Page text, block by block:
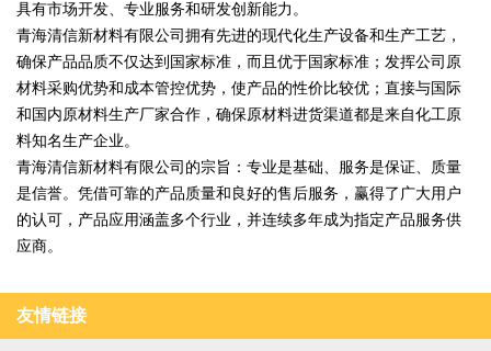
具有市场开发、专业服务和研发创新能力。
青海清信新材料有限公司拥有先进的现代化生产设备和生产工艺，
确保产品品质不仅达到国家标准，而且优于国家标准；发挥公司原
材料采购优势和成本管控优势，使产品的性价比较优；直接与国际
和国内原材料生产厂家合作，确保原材料进货渠道都是来自化工原
料知名生产企业。
青海清信新材料有限公司的宗旨：专业是基础、服务是保证、质量
是信誉。凭借可靠的产品质量和良好的售后服务，赢得了广大用户
的认可，产品应用涵盖多个行业，并连续多年成为指定产品服务供
应商。
友情链接